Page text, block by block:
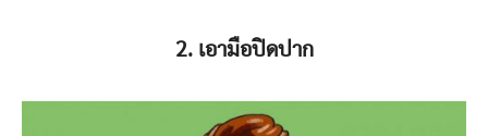
2. เอามือปิดปาก